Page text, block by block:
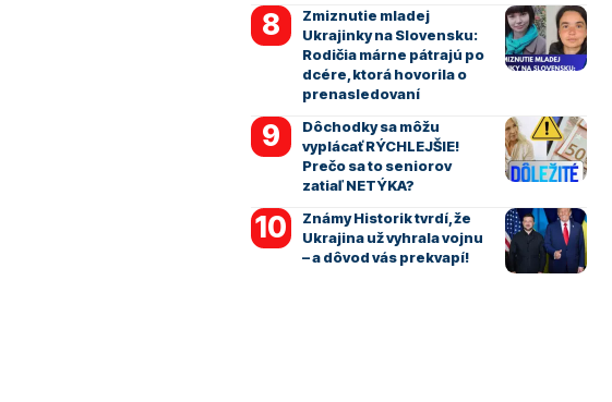
Zmiznutie mladej
Ukrajinky na Slovensku:
Rodičia márne pátrajú po
dcére, ktorá hovorila o
prenasledovaní
Dôchodky sa môžu
vyplácať RÝCHLEJŠIE!
Prečo sa to seniorov
zatiaľ NETÝKA?
Známy Historik tvrdí, že
Ukrajina už vyhrala vojnu
– a dôvod vás prekvapí!